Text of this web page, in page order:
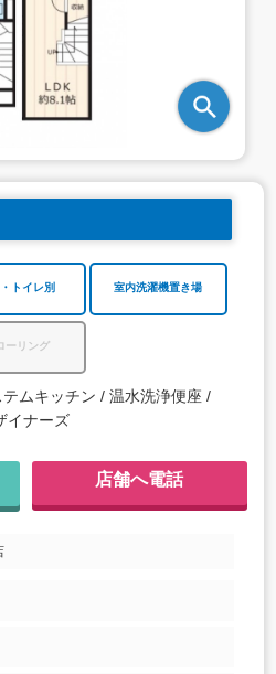
トイレ別 室内洗濯機置き場
ーリング
テムキッチン
温水洗浄便座
イナーズ
店舗へ電話